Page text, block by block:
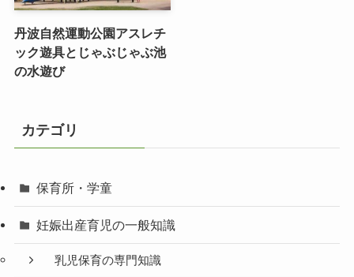
丹波自然運動公園アスレチ
ック遊具とじゃぶじゃぶ池
の水遊び
カテゴリ
保育所・学童
妊娠出産育児の一般知識
乳児保育の専門知識